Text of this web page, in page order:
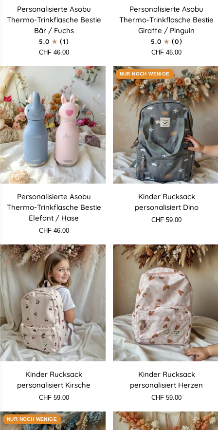
Personalisierte
Asobu
/
Fuchs
Personalisierte Asobu
Thermo-Trinkflasche Bestie
Bär / Fuchs
5.0
(1)
CHF 46.00
Personalisierte
Asobu
Thermo-
/
Pinguin
Personalisierte Asobu
Thermo-Trinkflasche Bestie
Giraffe / Pinguin
5.0
(0)
CHF 46.00
Personalisierte
Asobu
Thermo-
Elefant
/
Hase
Personalisierte Asobu
Thermo-Trinkflasche Bestie
Elefant / Hase
CHF 46.00
NUR NOCH WENIGE
personalisiert
Kinder Rucksack
personalisiert Dino
CHF 59.00
personalisiert
Kinder Rucksack
personalisiert Kirsche
CHF 59.00
personalisiert
Kinder Rucksack
personalisiert Herzen
CHF 59.00
NUR NOCH WENIGE